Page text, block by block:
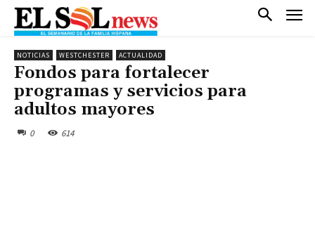
NOTICIAS WESTCHESTER ACTUALIDAD
Fondos para fortalecer
programas y servicios para
adultos mayores
0 614